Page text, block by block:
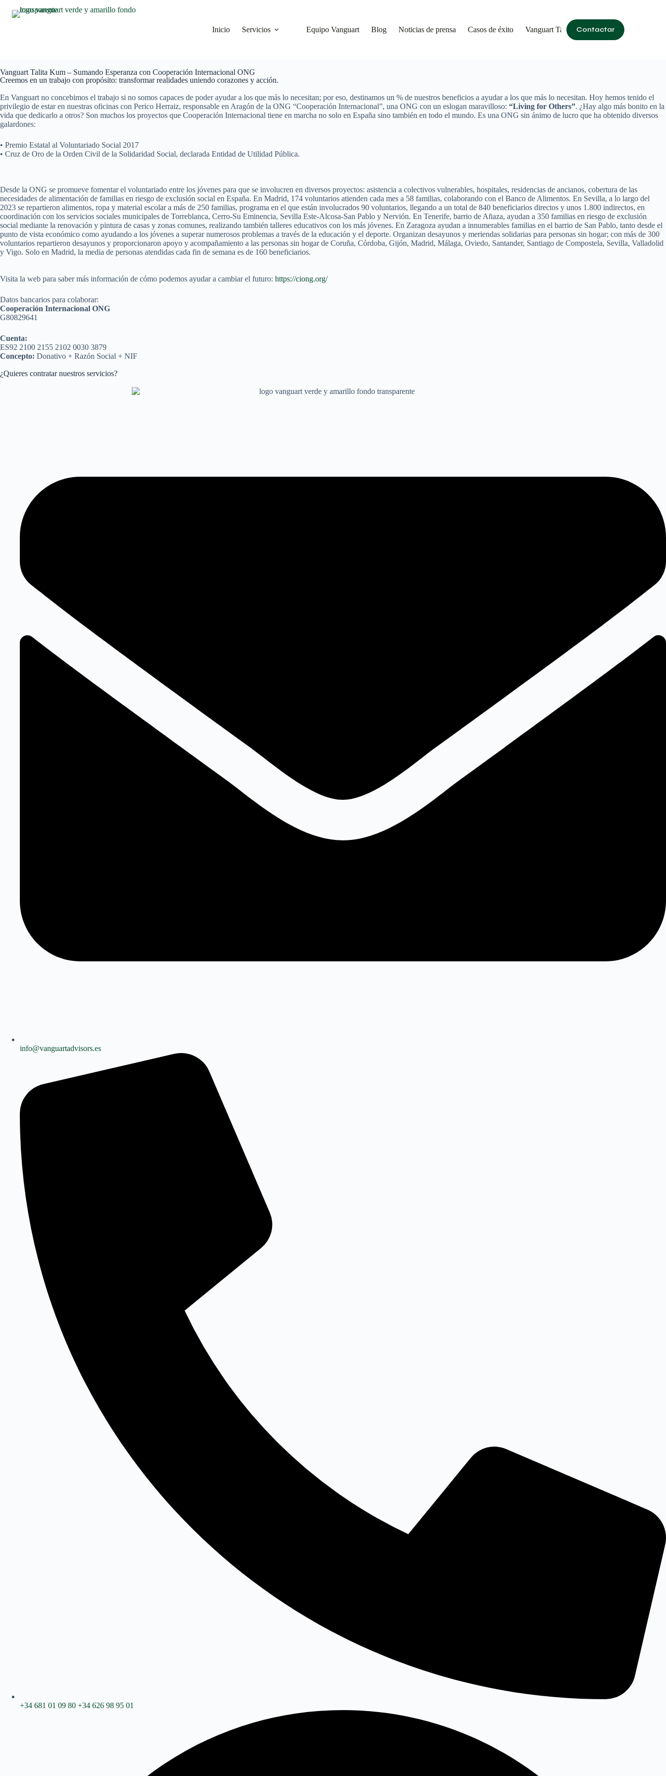
Inicio Servicios Equipo Vanguart Blog Noticias de prensa Casos de éxito Vanguart Talita KumContactar
Vanguart Talita Kum – Sumando Esperanza con Cooperación Internacional ONG
Creemos en un trabajo con propósito: transformar realidades uniendo corazones y acción.
En Vanguart no concebimos el trabajo si no somos capaces de poder ayudar a los que más lo necesitan; por eso, destinamos un % de nuestros beneficios a ayudar a los que más lo necesitan. Hoy hemos tenido el
privilegio de estar en nuestras oficinas con Perico Herraiz, responsable en Aragón de la ONG “Cooperación Internacional”, una ONG con un eslogan maravilloso: “Living for Others”. ¿Hay algo más bonito en la
vida que dedicarlo a otros? Son muchos los proyectos que Cooperación Internacional tiene en marcha no solo en España sino también en todo el mundo. Es una ONG sin ánimo de lucro que ha obtenido diversos
galardones:
• Premio Estatal al Voluntariado Social 2017
• Cruz de Oro de la Orden Civil de la Solidaridad Social, declarada Entidad de Utilidad Pública.
Desde la ONG se promueve fomentar el voluntariado entre los jóvenes para que se involucren en diversos proyectos: asistencia a colectivos vulnerables, hospitales, residencias de ancianos, cobertura de las
necesidades de alimentación de familias en riesgo de exclusión social en España. En Madrid, 174 voluntarios atienden cada mes a 58 familias, colaborando con el Banco de Alimentos. En Sevilla, a lo largo del
2023 se repartieron alimentos, ropa y material escolar a más de 250 familias, programa en el que están involucrados 90 voluntarios, llegando a un total de 840 beneficiarios directos y unos 1.800 indirectos, en
coordinación con los servicios sociales municipales de Torreblanca, Cerro-Su Eminencia, Sevilla Este-Alcosa-San Pablo y Nervión. En Tenerife, barrio de Añaza, ayudan a 350 familias en riesgo de exclusión
social mediante la renovación y pintura de casas y zonas comunes, realizando también talleres educativos con los más jóvenes. En Zaragoza ayudan a innumerables familias en el barrio de San Pablo, tanto desde el
punto de vista económico como ayudando a los jóvenes a superar numerosos problemas a través de la educación y el deporte. Organizan desayunos y meriendas solidarias para personas sin hogar; con más de 300
voluntarios repartieron desayunos y proporcionaron apoyo y acompañamiento a las personas sin hogar de Coruña, Córdoba, Gijón, Madrid, Málaga, Oviedo, Santander, Santiago de Compostela, Sevilla, Valladolid
y Vigo. Solo en Madrid, la media de personas atendidas cada fin de semana es de 160 beneficiarios.
Visita la web para saber más información de cómo podemos ayudar a cambiar el futuro: https://ciong.org/
Datos bancarios para colaborar:
Cooperación Internacional ONG
G80829641
Cuenta:
ES92 2100 2155 2102 0030 3879
Concepto: Donativo + Razón Social + NIF
¿Quieres contratar nuestros servicios?
info@vanguartadvisors.es
+34 681 01 09 80 +34 626 98 95 01